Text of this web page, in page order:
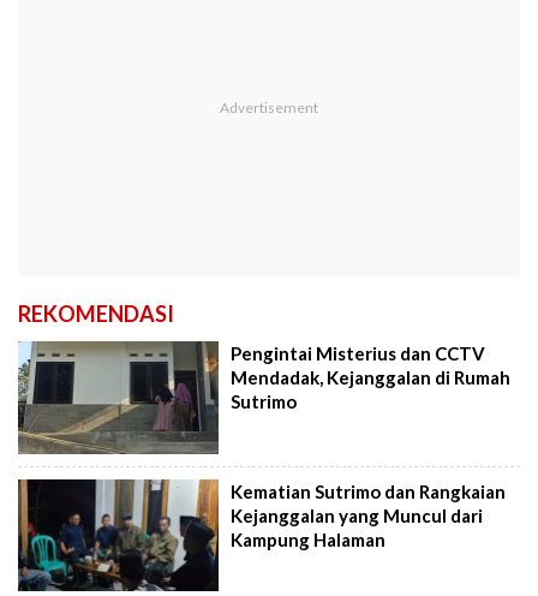
REKOMENDASI
Pengintai Misterius dan CCTV
Mendadak, Kejanggalan di Rumah
Sutrimo
Kematian Sutrimo dan Rangkaian
Kejanggalan yang Muncul dari
Kampung Halaman